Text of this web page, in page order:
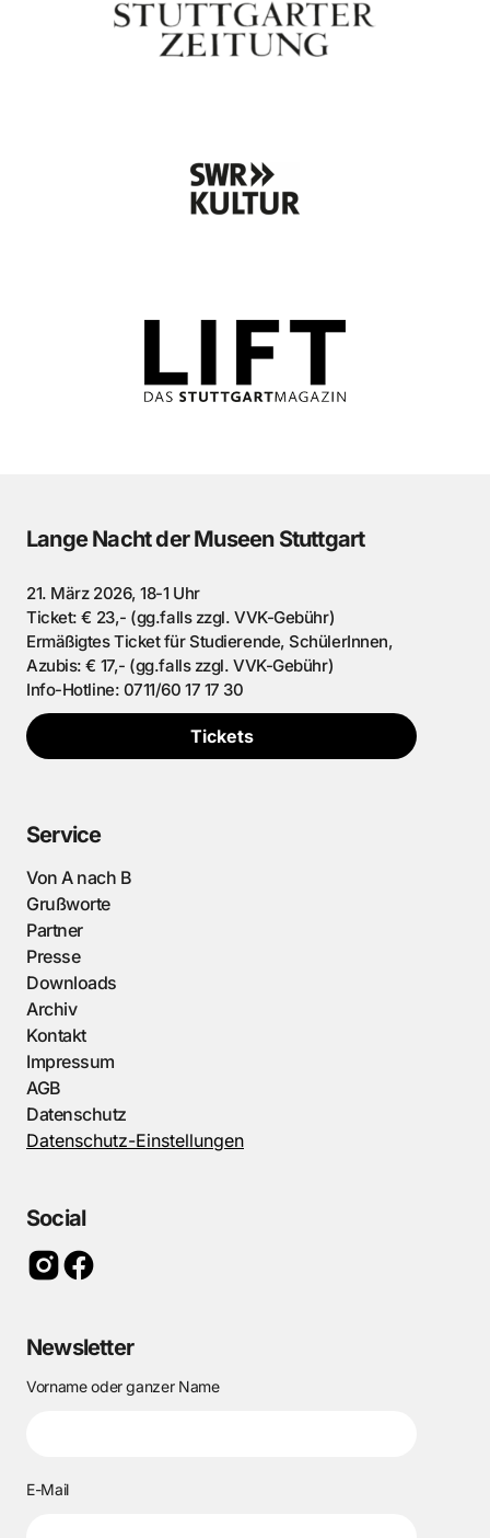
Lange Nacht der Museen Stuttgart
21. März 2026, 18-1 Uhr
Ticket: € 23,- (gg.falls zzgl. VVK-Gebühr)
Ermäßigtes Ticket für Studierende, SchülerInnen,
Azubis: € 17,- (gg.falls zzgl. VVK-Gebühr)
Info-Hotline: 0711/60 17 17 30
Tickets
Service
Von A nach B
Grußworte
Partner
Presse
Downloads
Archiv
Kontakt
Impressum
AGB
Datenschutz
Datenschutz-Einstellungen
Social
Newsletter
Vorname oder ganzer Name
E-Mail